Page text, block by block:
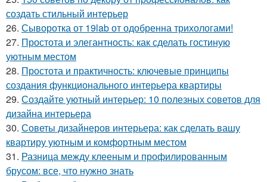
создать стильный интерьер
26. Сыворотка от 19lab от одобренна трихологами!
27. Простота и элегантность: как сделать гостиную
уютным местом
28. Простота и практичность: ключевые принципы
создания функционального интерьера квартиры
29. Создайте уютный интерьер: 10 полезных советов для
дизайна интерьера
30. Советы дизайнеров интерьера: как сделать вашу
квартиру уютным и комфортным местом
31. Разница между клееным и профилированным
брусом: все, что нужно знать